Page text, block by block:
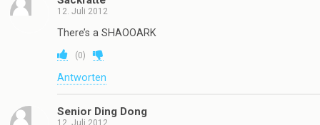
12. Juli 2012
There’s a SHAOOARK
(0)
Antworten
Senior Ding Dong
12. Juli 2012